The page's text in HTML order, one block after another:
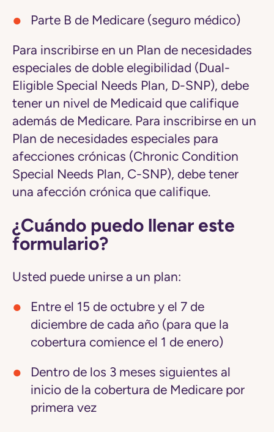
Parte B de Medicare (seguro médico)
Para inscribirse en un Plan de necesidades
especiales de doble elegibilidad (Dual-
Eligible Special Needs Plan, D-SNP), debe
tener un nivel de Medicaid que califique
además de Medicare. Para inscribirse en un
Plan de necesidades especiales para
afecciones crónicas (Chronic Condition
Special Needs Plan, C-SNP), debe tener
una afección crónica que califique.
¿Cuándo puedo llenar este
formulario?
Usted puede unirse a un plan:
Entre el 15 de octubre y el 7 de
diciembre de cada año (para que la
cobertura comience el 1 de enero)
Dentro de los 3 meses siguientes al
inicio de la cobertura de Medicare por
primera vez